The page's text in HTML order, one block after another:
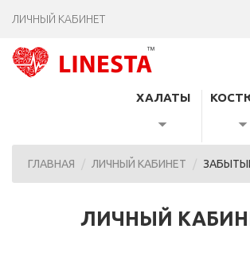
ЛИЧНЫЙ КАБИНЕТ
ХАЛАТЫ
ГЛАВНАЯ ЛИЧНЫЙ КАБИНЕТ
ЛИЧНЫЙ